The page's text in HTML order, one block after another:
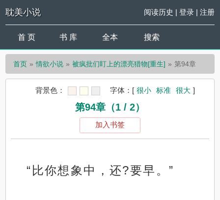
耽美小说 阅读历史 | 登录| 注册
首 页 书 库 全本 搜索
首页 情欲小说 被疯批们盯上的漂亮猎物[重生] 第94章
背景色： 字体： [ 很小 标准 很大 ]
第94章（1 / 2）
加入书签
“比你想象中，还?要早。”